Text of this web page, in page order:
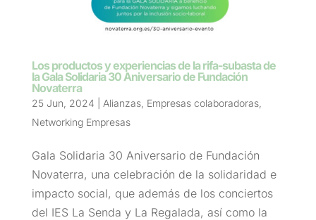
Los productos y experiencias de la rifa-subasta de
la Gala Solidaria 30 Aniversario de Fundación
Novaterra
25 Jun, 2024 Alianzas, Empresas colaboradoras,
Networking Empresas
Gala Solidaria 30 Aniversario de Fundación
Novaterra, una celebración de la solidaridad e
impacto social, que además de los conciertos
del IES La Senda y La Regalada, así como la